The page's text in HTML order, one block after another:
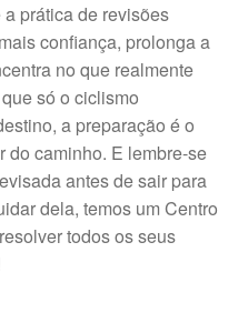
prática de revisões
confiança, prolonga a
no que realmente
só o ciclismo
a preparação é o
do caminho. E lembre-se
antes de sair para
dela, temos um Centro
todos os seus